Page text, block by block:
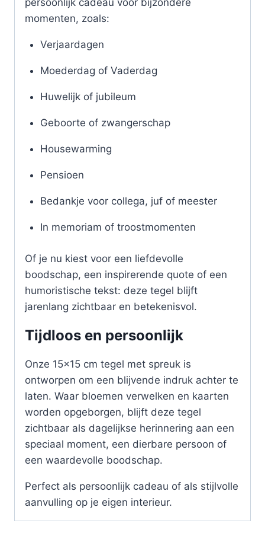
persoonlijk cadeau voor bijzondere
momenten, zoals:
Verjaardagen
Moederdag of Vaderdag
Huwelijk of jubileum
Geboorte of zwangerschap
Housewarming
Pensioen
Bedankje voor collega, juf of meester
In memoriam of troostmomenten
Of je nu kiest voor een liefdevolle
boodschap, een inspirerende quote of een
humoristische tekst: deze tegel blijft
jarenlang zichtbaar en betekenisvol.
Tijdloos en persoonlijk
Onze 15×15 cm tegel met spreuk is
ontworpen om een blijvende indruk achter te
laten. Waar bloemen verwelken en kaarten
worden opgeborgen, blijft deze tegel
zichtbaar als dagelijkse herinnering aan een
speciaal moment, een dierbare persoon of
een waardevolle boodschap.
Perfect als persoonlijk cadeau of als stijlvolle
aanvulling op je eigen interieur.